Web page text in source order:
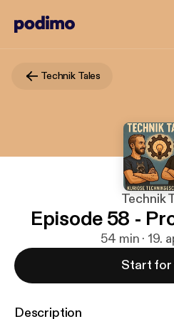
Technik Tales
Technik
Episode 58 -
54 min · 19.
Start for
Description